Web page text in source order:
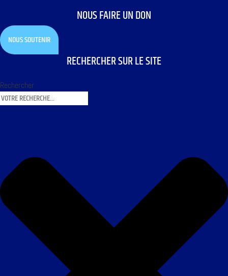
NOUS FAIRE UN DON
NOUS SOUTENIR
RECHERCHER SUR LE SITE
Rechercher